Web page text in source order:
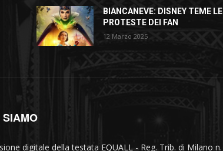
BIANCANEVE: DISNEY TEME LE
PROTESTE DEI FAN
12 Marzo 2025
SIAMO
digitale della testata EQUALL - Reg. Trib. di Milano n.